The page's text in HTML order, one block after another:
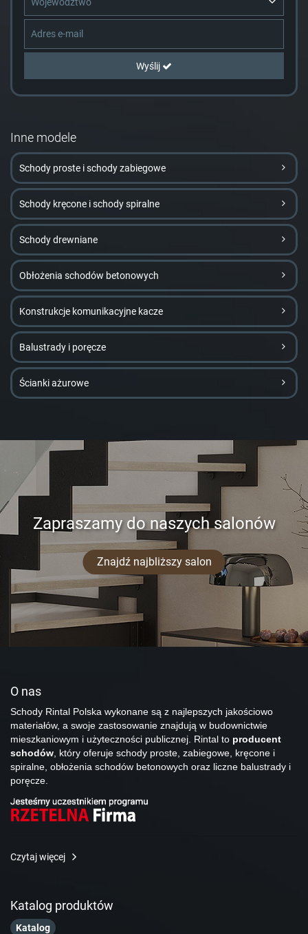
Wyślij
Inne modele
Schody proste i schody zabiegowe
Schody kręcone i schody spiralne
Schody drewniane
Obłożenia schodów betonowych
Konstrukcje komunikacyjne kacze
Balustrady i poręcze
Ścianki ażurowe
Zapraszamy do naszych salonów
Znajdź najbliższy salon
O nas
Schody Rintal Polska wykonane są z najlepszych jakościowo
materiałów, a swoje zastosowanie znajdują w budownictwie
mieszkaniowym i użyteczności publicznej. Rintal to producent
schodów , który oferuje schody proste, zabiegowe, kręcone i
spiralne, obłożenia schodów betonowych oraz liczne balustrady i
poręcze.
Czytaj więcej
Katalog produktów
Katalog